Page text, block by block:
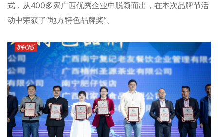
式，从400多家广西优秀企业中脱颖而出，在本次品牌节活
动中荣获了“地方特色品牌奖”。